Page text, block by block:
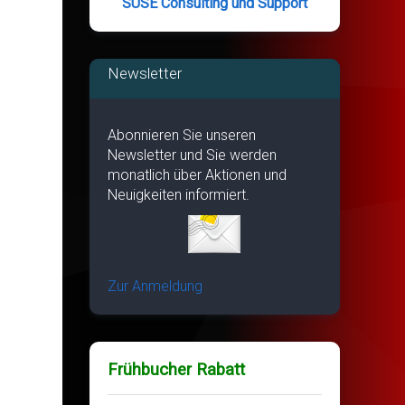
Newsletter
Abonnieren Sie unseren
Newsletter und Sie werden
monatlich über Aktionen und
Neuigkeiten informiert.
Zur Anmeldung
Frühbucher Rabatt